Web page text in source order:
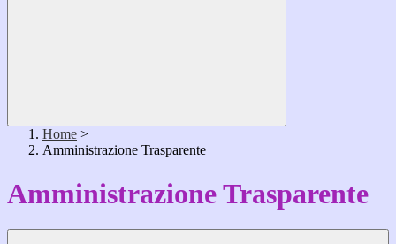
Home >
Amministrazione Trasparente
Amministrazione Trasparente